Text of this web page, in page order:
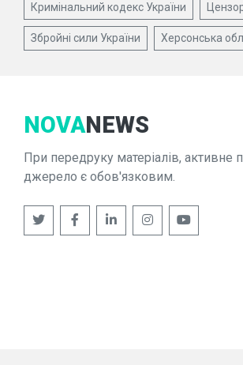
Кримінальний кодекс України
Збройні сили України Херсонська
NOVANEWS
При передруку матеріалів, активне
джерело є обов'язковим.